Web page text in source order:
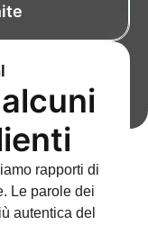
rapporti di
Le parole dei
autentica del